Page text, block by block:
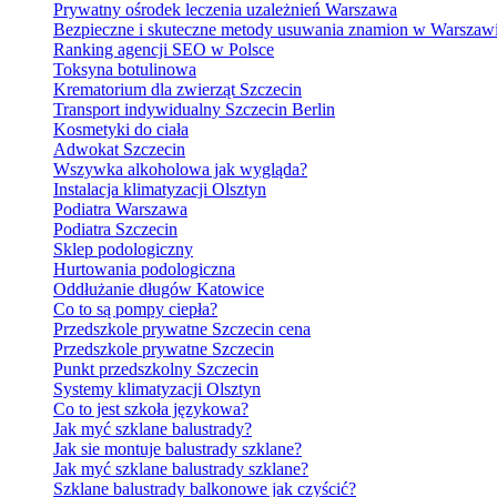
Prywatny ośrodek leczenia uzależnień Warszawa
Bezpieczne i skuteczne metody usuwania znamion w
Ranking agencji SEO w Polsce
Toksyna botulinowa
Krematorium dla zwierząt Szczecin
Transport indywidualny Szczecin Berlin
Kosmetyki do ciała
Adwokat Szczecin
Wszywka alkoholowa jak wygląda?
Instalacja klimatyzacji Olsztyn
Podiatra Warszawa
Podiatra Szczecin
Sklep podologiczny
Hurtowania podologiczna
Oddłużanie długów Katowice
Co to są pompy ciepła?
Przedszkole prywatne Szczecin cena
Przedszkole prywatne Szczecin
Punkt przedszkolny Szczecin
Systemy klimatyzacji Olsztyn
Co to jest szkoła językowa?
Jak myć szklane balustrady?
Jak sie montuje balustrady szklane?
Jak myć szklane balustrady szklane?
Szklane balustrady balkonowe jak czyścić?